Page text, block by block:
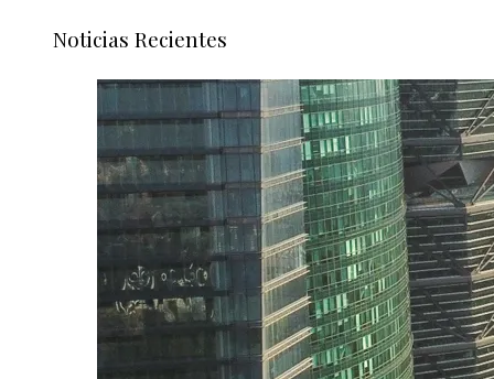
Noticias Recientes